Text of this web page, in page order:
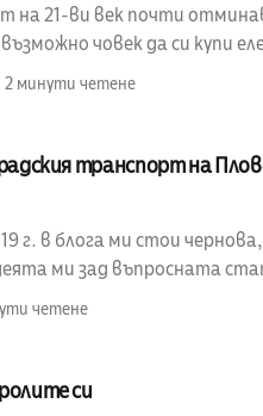
на 21-ви век почти
човек да си купи
2 минути четене
транспорт на
г. в блога ми стои
ми зад въпросната
четене
си